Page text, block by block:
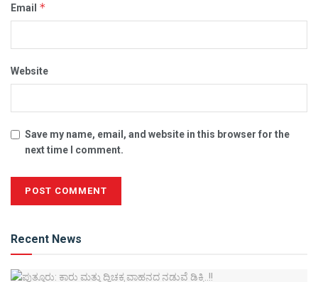
Email *
Website
Save my name, email, and website in this browser for the
next time I comment.
Recent News